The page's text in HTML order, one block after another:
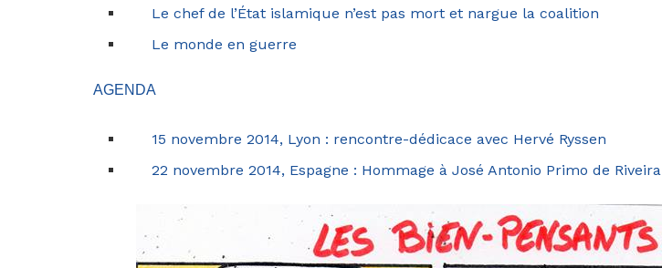
Le chef de l’État islamique n’est pas mort et nargue la coalition
Le monde en guerre
AGENDA
15 novembre 2014, Lyon : rencontre-dédicace avec Hervé Ryssen
22 novembre 2014, Espagne : Hommage à José Antonio Primo de Riveira